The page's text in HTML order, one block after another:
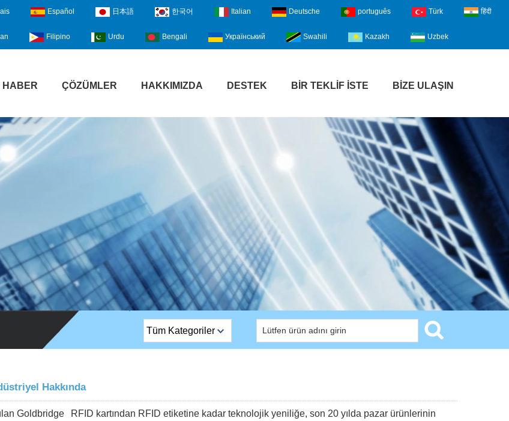
Español 日本語 한국어 Italian Deutsche português Türk हिंदी
Filipino Urdu Bengali Український Swahili Kazakh Uzbek
HABER ÇÖZÜMLER HAKKIMIZDA DESTEK BIR TEKLIF İSTE BIZE ULAŞIN
Tüm Kategoriler
Çizgi Kilidi
Hakkında
Goldbridge
RFID kartından RFID etiketine kadar teknolojik yeniliğe, son 20 yılda pazar ürünlerinin